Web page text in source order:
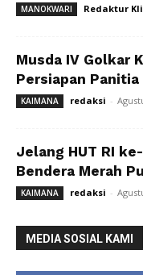
MANOKWARI Redaktur
Musda IV Golkar
Persiapan Panitia
KAIMANA redaksi -
Jelang HUT RI
Bendera Merah
KAIMANA redaksi -
MEDIA SOSIAL KAMI